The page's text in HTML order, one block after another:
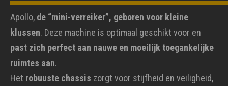
Apollo, de “mini-verreiker”, geboren voor kleine
klussen. Deze machine is optimaal geschikt voor en
past zich perfect aan nauwe en moeilijk toegankelijke
ruimtes aan.
Het robuuste chassis zorgt voor stijfheid en veiligheid,